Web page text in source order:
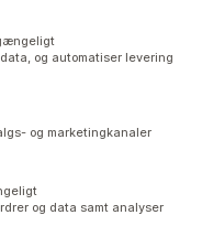
og automatiser levering
og marketingkanaler
og data samt analyser